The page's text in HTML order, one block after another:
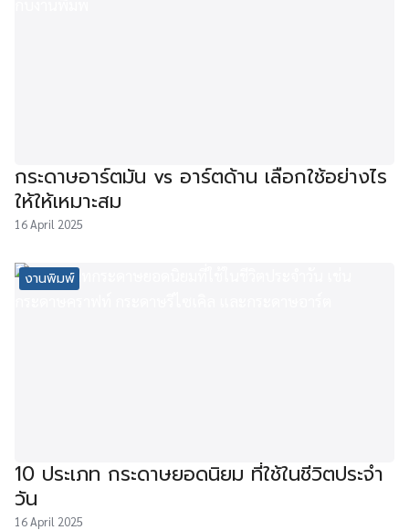
กระดาษอาร์ตมัน vs อาร์ตด้าน เลือกใช้อย่างไร
ให้ให้เหมาะสม
16 April 2025
งานพิมพ์
10 ประเภท กระดาษยอดนิยม ที่ใช้ในชีวิตประจำ
วัน
16 April 2025